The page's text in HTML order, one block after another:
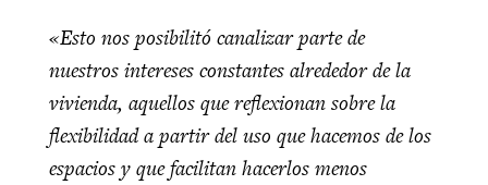
«Esto nos posibilitó canalizar parte de
nuestros intereses constantes alrededor de la
vivienda, aquellos que reflexionan sobre la
flexibilidad a partir del uso que hacemos de los
espacios y que facilitan hacerlos menos